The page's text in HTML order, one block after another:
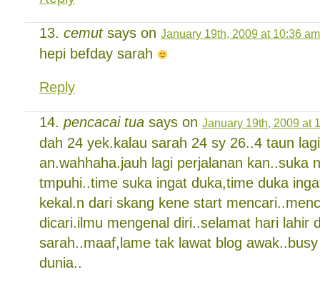
cemutsays on January 19th, 2009 at 10:36 am
hepi befday sarah
Reply
pencacai tua says on January 19th, 2009 at
dah 24 yek.kalau sarah 24 sy 26..4 taun
an.wahhaha.jauh lagi perjalanan kan..suka
tmpuhi..time suka ingat duka,time duka
kekal.n dari skang kene start
dicari.ilmu mengenal diri..selamat hari lahir
sarah..maaf,lame tak lawat blog
dunia..